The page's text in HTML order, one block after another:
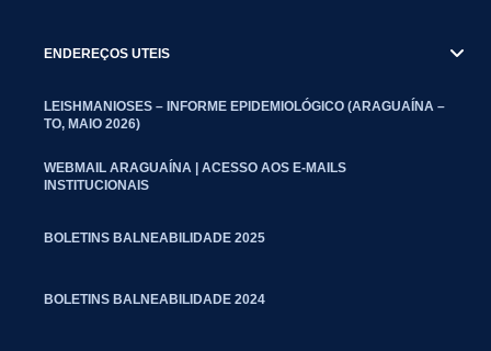
ENDEREÇOS UTEIS
LEISHMANIOSES – INFORME EPIDEMIOLÓGICO (ARAGUAÍNA –
TO, MAIO 2026)
WEBMAIL ARAGUAÍNA | ACESSO AOS E-MAILS
INSTITUCIONAIS
BOLETINS BALNEABILIDADE 2025
BOLETINS BALNEABILIDADE 2024